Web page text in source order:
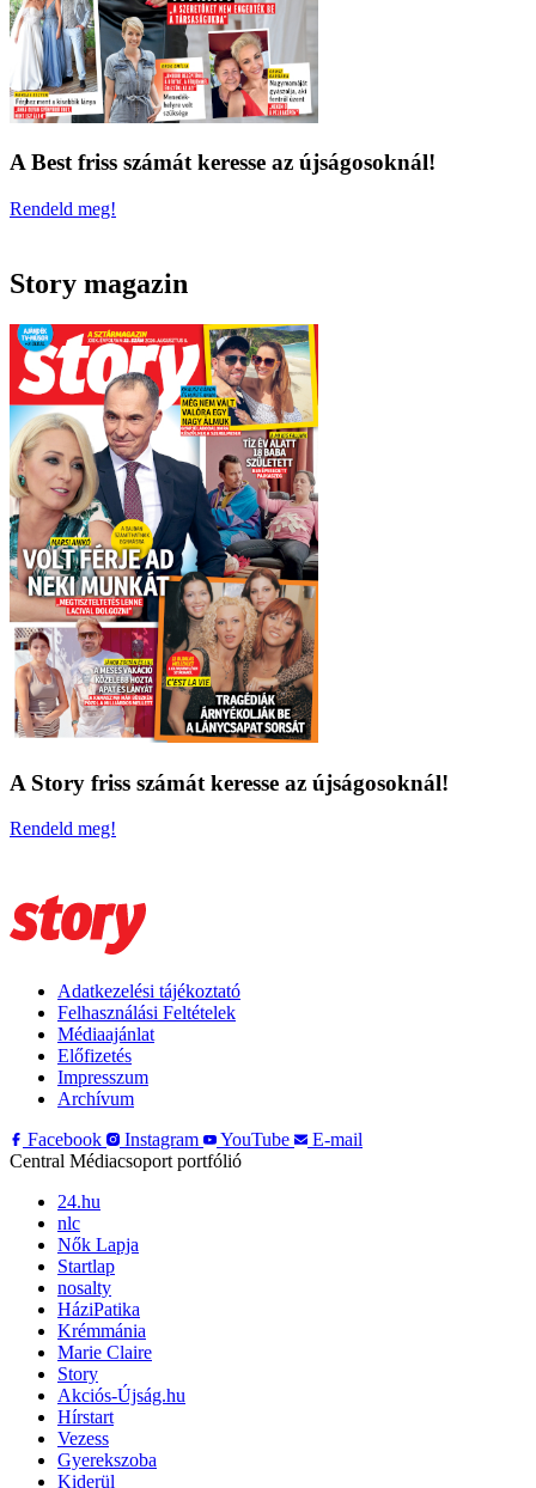
A Best friss számát keresse az újságosoknál!
Rendeld meg!
Story magazin
A Story friss számát keresse az újságosoknál!
Rendeld meg!
Adatkezelési tájékoztató
Felhasználási Feltételek
Médiaajánlat
Előfizetés
Impresszum
Archívum
Facebook
Instagram YouTube
E-mail
Central Médiacsoport portfólió
24.hu
nlc
Nők Lapja
Startlap
nosalty
HáziPatika
Krémmánia
Marie Claire
Story
Akciós-Újság.hu
Hírstart
Vezess
Gyerekszoba
Kiderül